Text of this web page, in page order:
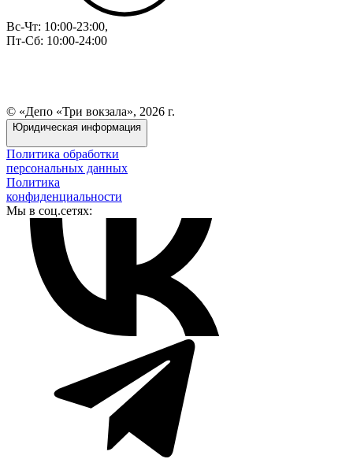
Вс-Чт: 10:00-23:00,
Пт-Сб: 10:00-24:00
© «Депо «Три вокзала», 2026 г.
Юридическая информация
Политика обработки
персональных данных
Политика
конфиденциальности
Мы в соц.сетях: